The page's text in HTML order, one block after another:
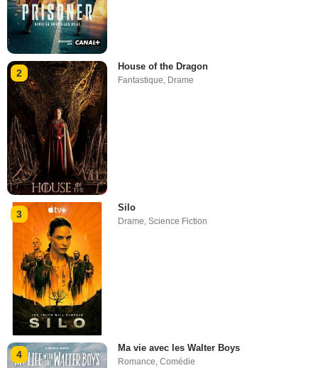
2
House of the Dragon
Fantastique, Drame
3
Silo
Drame ,Science Fiction
4
Ma vie avec les Walter Boys
Romance,Comédie